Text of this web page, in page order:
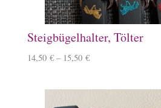
Steigbügelhalter, Tölter
14,50 € – 15,50 €